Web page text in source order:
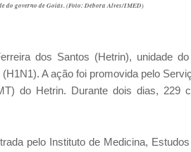
do governo de Goiás. (Foto: Débora Alves/IMED)
dos Santos (Hetrin), unidade
A ação foi promovida pelo
do Hetrin. Durante dois dias, 229
pelo Instituto de Medicina,